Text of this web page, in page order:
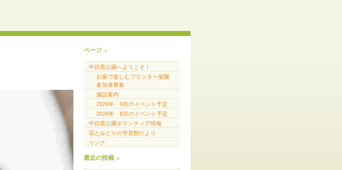
ページ
中目黒公園へようこそ！
お家で楽しむプランター菜園
参加者募集
施設案内
2026年 9月のイベント予定
2026年 8月のイベント予定
中目黒公園ボランティア情報
花とみどりの学習館だより
リンク
最近の投稿